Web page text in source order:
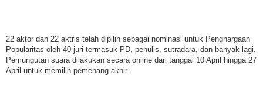
22 aktor dan 22 aktris telah dipilih sebagai nominasi untuk Penghargaan
Popularitas oleh 40 juri termasuk PD, penulis, sutradara, dan banyak lagi.
Pemungutan suara dilakukan secara online dari tanggal 10 April hingga 27
April untuk memilih pemenang akhir.